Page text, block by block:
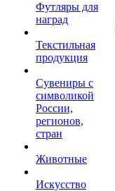
Футляры для
наград
Текстильная
продукция
Сувениры с
символикой
России,
регионов,
стран
Животные
Искусство